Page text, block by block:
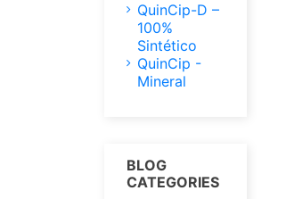
QuinCip-D –
100%
Sintético
QuinCip -
Mineral
BLOG
CATEGORIES